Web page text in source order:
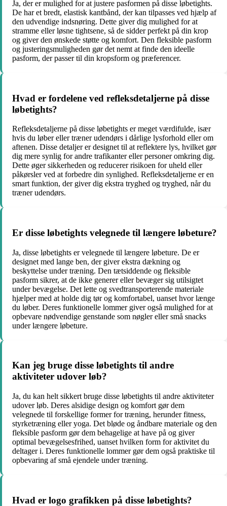
Ja, der er mulighed for at justere pasformen på disse løbetights.
De har et bredt, elastisk kantbånd, der kan tilpasses ved hjælp af
den udvendige indsnøring. Dette giver dig mulighed for at
stramme eller løsne tightsene, så de sidder perfekt på din krop
og giver den ønskede støtte og komfort. Den fleksible pasform
og justeringsmuligheden gør det nemt at finde den ideelle
pasform, der passer til din kropsform og præferencer.
Hvad er fordelene ved refleksdetaljerne på disse
løbetights?
Refleksdetaljerne på disse løbetights er meget værdifulde, især
hvis du løber eller træner udendørs i dårlige lysforhold eller om
aftenen. Disse detaljer er designet til at reflektere lys, hvilket gør
dig mere synlig for andre trafikanter eller personer omkring dig.
Dette øger sikkerheden og reducerer risikoen for uheld eller
påkørsler ved at forbedre din synlighed. Refleksdetaljerne er en
smart funktion, der giver dig ekstra tryghed og tryghed, når du
træner udendørs.
Er disse løbetights velegnede til længere løbeture?
Ja, disse løbetights er velegnede til længere løbeture. De er
designet med lange ben, der giver ekstra dækning og
beskyttelse under træning. Den tætsiddende og fleksible
pasform sikrer, at de ikke generer eller bevæger sig utilsigtet
under bevægelse. Det lette og svedtransporterende materiale
hjælper med at holde dig tør og komfortabel, uanset hvor længe
du løber. Deres funktionelle lommer giver også mulighed for at
opbevare nødvendige genstande som nøgler eller små snacks
under længere løbeture.
Kan jeg bruge disse løbetights til andre
aktiviteter udover løb?
Ja, du kan helt sikkert bruge disse løbetights til andre aktiviteter
udover løb. Deres alsidige design og komfort gør dem
velegnede til forskellige former for træning, herunder fitness,
styrketræning eller yoga. Det bløde og åndbare materiale og den
fleksible pasform gør dem behagelige at have på og giver
optimal bevægelsesfrihed, uanset hvilken form for aktivitet du
deltager i. Deres funktionelle lommer gør dem også praktiske til
opbevaring af små ejendele under træning.
Hvad er logo grafikken på disse løbetights?